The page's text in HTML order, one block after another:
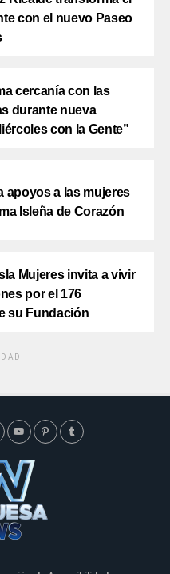
con el nuevo Paseo
cercanía con las
durante nueva
con la Gente”
apoyos a las mujeres
Isleña de Corazón
Mujeres invita a vivir
por el 176
su Fundación